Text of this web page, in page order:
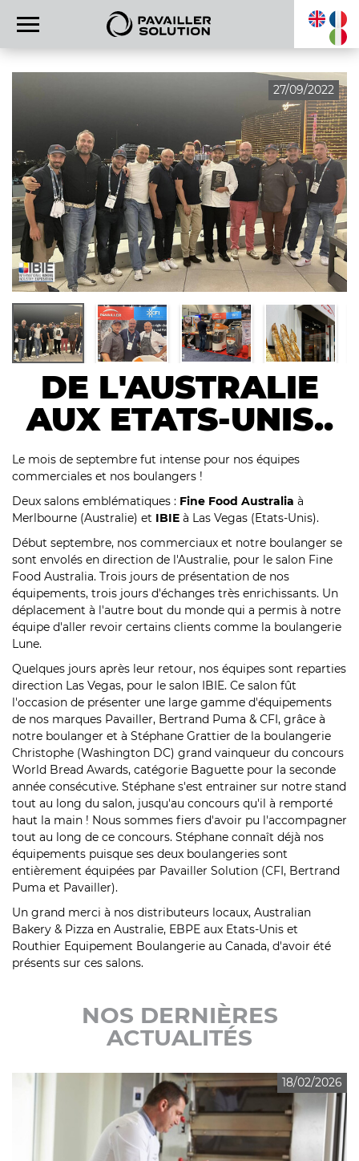
27/09/2022
DE L'AUSTRALIE
AUX ETATS-UNIS..
Le mois de septembre fut intense pour nos équipes
commerciales et nos boulangers !
Deux salons emblématiques : Fine Food Australia à
Merlbourne (Australie) et IBIE à Las Vegas (Etats-Unis).
Début septembre, nos commerciaux et notre boulanger se
sont envolés en direction de l'Australie, pour le salon Fine
Food Australia. Trois jours de présentation de nos
équipements, trois jours d'échanges très enrichissants. Un
déplacement à l'autre bout du monde qui a permis à notre
équipe d'aller revoir certains clients comme la boulangerie
Lune.
Quelques jours après leur retour, nos équipes sont reparties
direction Las Vegas, pour le salon IBIE. Ce salon fût
l'occasion de présenter une large gamme d'équipements
de nos marques Pavailler, Bertrand Puma & CFI, grâce à
notre boulanger et à Stéphane Grattier de la boulangerie
Christophe (Washington DC) grand vainqueur du concours
World Bread Awards, catégorie Baguette pour la seconde
année consécutive. Stéphane s'est entrainer sur notre stand
tout au long du salon, jusqu'au concours qu'il à remporté
haut la main ! Nous sommes fiers d'avoir pu l'accompagner
tout au long de ce concours. Stéphane connaît déjà nos
équipements puisque ses deux boulangeries sont
entièrement équipées par Pavailler Solution (CFI, Bertrand
Puma et Pavailler).
Un grand merci à nos distributeurs locaux, Australian
Bakery & Pizza en Australie, EBPE aux Etats-Unis et
Routhier Equipement Boulangerie au Canada, d'avoir été
présents sur ces salons.
NOS DERNIÈRES
ACTUALITÉS
18/02/2026